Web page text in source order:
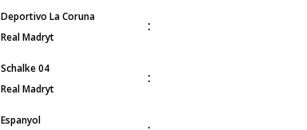
Deportivo La Coruna
Real Madryt
:
Schalke 04
Real Madryt
:
Espanyol